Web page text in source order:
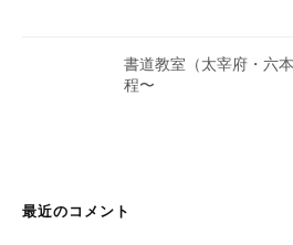
書道教室（太宰府・六
程〜
最近のコメント